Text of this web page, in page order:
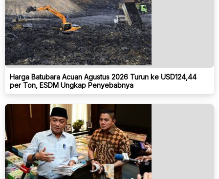
Harga Batubara Acuan Agustus 2026 Turun ke USD124,44
per Ton, ESDM Ungkap Penyebabnya